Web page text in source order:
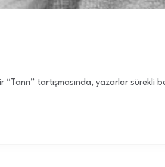
tartışmasında, yazarlar sürekli